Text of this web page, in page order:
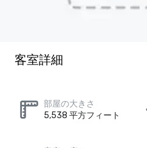
客室詳細
部屋の大きさ
5,538 平方フィート